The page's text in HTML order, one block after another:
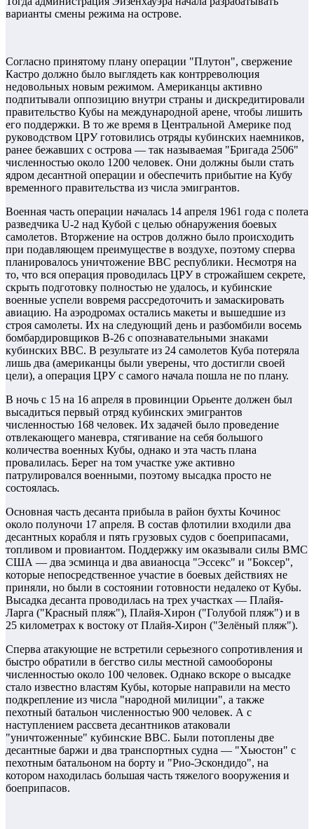
варианты смены режима на острове.
Согласно принятому плану операции "Плутон", свержение
Кастро должно было выглядеть как контрреволюция
недовольных новым режимом. Американцы активно
подпитывали оппозицию внутри страны и дискредитировали
правительство Кубы на международной арене, чтобы лишить
его поддержки. В то же время в Центральной Америке под
руководством ЦРУ готовились отряды кубинских наемников,
ранее бежавших с острова — так называемая "Бригада 2506"
численностью около 1200 человек. Они должны были стать
ядром десантной операции и обеспечить прибытие на Кубу
временного правительства из числа эмигрантов.
Военная часть операции началась 14 апреля 1961 года с полета
разведчика U-2 над Кубой с целью обнаружения боевых
самолетов. Вторжение на остров должно было происходить
при подавляющем преимуществе в воздухе, поэтому сперва
планировалось уничтожение ВВС республики. Несмотря на
то, что вся операция проводилась ЦРУ в строжайшем секрете,
скрыть подготовку полностью не удалось, и кубинские
военные успели вовремя рассредоточить и замаскировать
авиацию. На аэродромах остались макеты и вышедшие из
строя самолеты. Их на следующий день и разбомбили восемь
бомбардировщиков B-26 с опознавательными знаками
кубинских ВВС. В результате из 24 самолетов Куба потеряла
лишь два (американцы были уверены, что достигли своей
цели), а операция ЦРУ с самого начала пошла не по плану.
В ночь с 15 на 16 апреля в провинции Орьенте должен был
высадиться первый отряд кубинских эмигрантов
численностью 168 человек. Их задачей было проведение
отвлекающего маневра, стягивание на себя большого
количества военных Кубы, однако и эта часть плана
провалилась. Берег на том участке уже активно
патрулировался военными, поэтому высадка просто не
состоялась.
Основная часть десанта прибыла в район бухты Кочинос
около полуночи 17 апреля. В состав флотилии входили два
десантных корабля и пять грузовых судов с боеприпасами,
топливом и провиантом. Поддержку им оказывали силы ВМС
США — два эсминца и два авианосца "Эссекс" и "Боксер",
которые непосредственное участие в боевых действиях не
приняли, но были в состоянии готовности недалеко от Кубы.
Высадка десанта проводилась на трех участках — Плайя-
Ларга ("Красный пляж"), Плайя-Хирон ("Голубой пляж") и в
25 километрах к востоку от Плайя-Хирон ("Зелёный пляж").
Сперва атакующие не встретили серьезного сопротивления и
быстро обратили в бегство силы местной самообороны
численностью около 100 человек. Однако вскоре о высадке
стало известно властям Кубы, которые направили на место
подкрепление из числа "народной милиции", а также
пехотный батальон численностью 900 человек. А с
наступлением рассвета десантников атаковали
"уничтоженные" кубинские ВВС. Были потоплены две
десантные баржи и два транспортных судна — "Хьюстон" с
пехотным батальоном на борту и "Рио-Эскондидо", на
котором находилась большая часть тяжелого вооружения и
боеприпасов.